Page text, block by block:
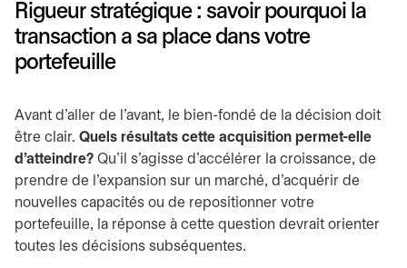
Rigueur stratégique : savoir pourquoi la
transaction a sa place dans votre
portefeuille
Avant d’aller de l’avant, le bien-fondé de la décision doit
être clair. Quels résultats cette acquisition permet-elle
d’atteindre? Qu’il s’agisse d’accélérer la croissance, de
prendre de l’expansion sur un marché, d’acquérir de
nouvelles capacités ou de repositionner votre
portefeuille, la réponse à cette question devrait orienter
toutes les décisions subséquentes.